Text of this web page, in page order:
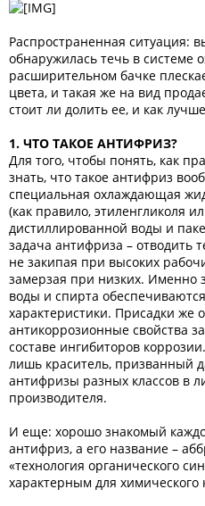
Распространенная ситуация:
обнаружилась течь в системе
расширительном бачке
цвета, и такая же на вид
стоит ли долить ее, и как
1. ЧТО ТАКОЕ АНТИФРИЗ?
Для того, чтобы понять, как
знать, что такое антифриз
специальная охлаждающая
(как правило, этиленгликоля
дистиллированной воды и
задача антифриза – отводить
не закипая при высоких
замерзая при низких. Именно
воды и спирта
характеристики. Присадки же
антикоррозионные свойства
составе ингибиторов
лишь краситель, призванный
антифризы разных классов в
производителя.
И еще: хорошо знакомый
антифриз, а его название –
«технология органического
характерным для химического